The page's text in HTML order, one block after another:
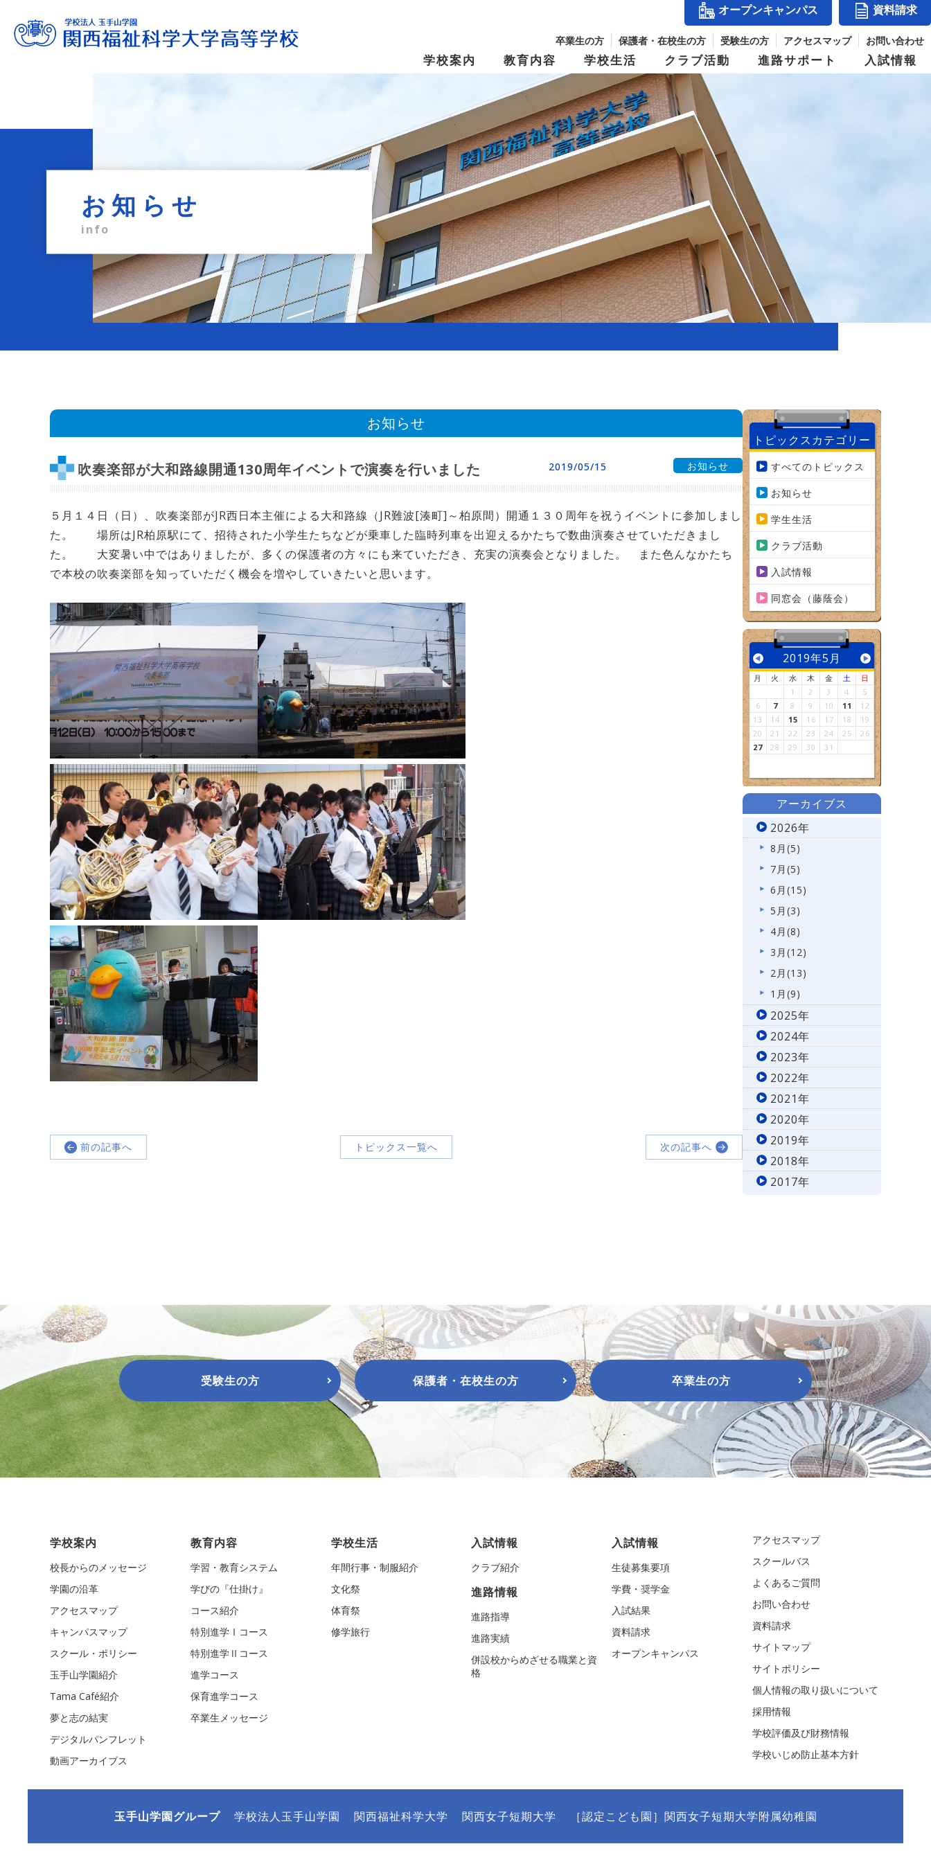
卒業生の方 保護者・在校生の方 受験生の方 アクセスマップ お問い合わせ
オープンキャンパス 資料請求
学校案内
校長からのメッセージ 学園の沿革
キャンパスマップ スクール・ポリシー 玉手山学園紹介
Tama Café （食堂） 夢と志の結実 デジタルパンフレット
動画アーカイブス
教育内容
学習・教育システム 学びの『仕掛け』
特別進学Ⅰコース 特別進学Ⅱコース 進学コース
保育進学コース 卒業生メッセージ
学校生活
年間行事・制服紹介 文化祭 体育祭
修学旅行
クラブ活動 進路サポート
進路指導 進路実績 併設校からめざせる職業と資格
入試情報
生徒募集要項 学費・奨学金 入試結果
資料請求 オープンキャンパス
お知らせ
info
お知らせ
吹奏楽部が大和路線開通130周年イベントで演奏を行いました 2019/05/15 お知らせ
５月１４日（日）、吹奏楽部がJR西日本主催による大和路線（JR難波[湊町]～柏原間）開通１３０周年を祝うイベントに参加しまし
た。 場所はJR柏原駅にて、招待された小学生たちなどが乗車した臨時列車を出迎えるかたちで数曲演奏させていただきまし
た。 大変暑い中ではありましたが、多くの保護者の方々にも来ていただき、充実の演奏会となりました。 また色んなかたち
で本校の吹奏楽部を知っていただく機会を増やしていきたいと思います。
前の記事へ トピックス一覧へ 次の記事へ
トピックスカテゴリー
すべてのトピックス
お知らせ
学生生活
クラブ活動
入試情報
同窓会（藤蔭会）
2019年5月
月 火 水 木 金 土
日
1
2 3 4
5
6
7 8 9 10 11
12
13
14 15 16 17 18
19
20
21 22 23 24 25
26
27
28 29 30 31
アーカイブス
2026年
8月(5)
7月(5)
6月(15)
5月(3)
4月(8)
3月(12)
2月(13)
1月(9)
2025年
2024年
2023年
2022年
2021年
2020年
2019年
2018年
2017年
受験生の方 保護者・在校生の方 卒業生の方
学校案内
校長からのメッセージ
学園の沿革
アクセスマップ
キャンパスマップ
スクール・ポリシー
玉手山学園紹介
Tama Café紹介
夢と志の結実
デジタルパンフレット
動画アーカイブス
教育内容
学習・教育システム
学びの『仕掛け』
コース紹介
特別進学Ⅰコース
特別進学Ⅱコース
進学コース
保育進学コース
卒業生メッセージ
学校生活
年間行事・制服紹介
文化祭
体育祭
修学旅行
入試情報
クラブ紹介
進路情報
進路指導
進路実績
併設校からめざせる職業と資
格
入試情報
生徒募集要項
学費・奨学金
入試結果
資料請求
オープンキャンパス
アクセスマップ
スクールバス
よくあるご質問
お問い合わせ
資料請求
サイトマップ
サイトポリシー
個人情報の取り扱いについて
採用情報
学校評価及び財務情報
学校いじめ防止基本方針
玉手山学園グループ 学校法人玉手山学園 関西福祉科学大学 関西女子短期大学 ［認定こども園］関西女子短期大学附属幼稚園